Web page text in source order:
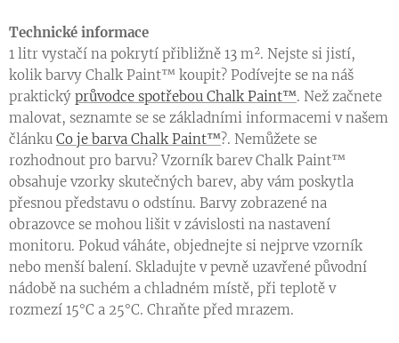
Technické informace
1 litr vystačí na pokrytí přibližně 13 m². Nejste si jistí,
kolik barvy Chalk Paint™ koupit? Podívejte se na náš
praktický průvodce spotřebou Chalk Paint™. Než začnete
malovat, seznamte se se základními informacemi v našem
článku Co je barva Chalk Paint™?. Nemůžete se
rozhodnout pro barvu? Vzorník barev Chalk Paint™
obsahuje vzorky skutečných barev, aby vám poskytla
přesnou představu o odstínu. Barvy zobrazené na
obrazovce se mohou lišit v závislosti na nastavení
monitoru. Pokud váháte, objednejte si nejprve vzorník
nebo menší balení. Skladujte v pevně uzavřené původní
nádobě na suchém a chladném místě, při teplotě v
rozmezí 15°C a 25°C. Chraňte před mrazem.